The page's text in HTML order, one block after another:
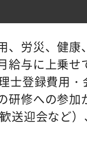
、労災、健
給与に上乗
士登録費用
研修への参
送迎会など